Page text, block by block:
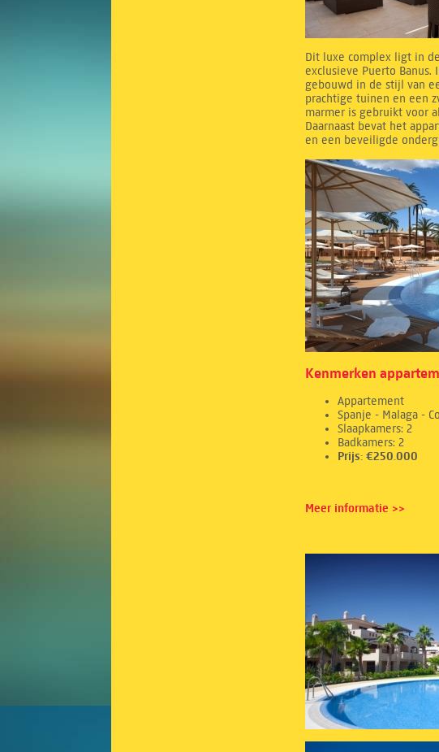
Dit luxe complex ligt in
exclusieve Puerto
gebouwd in de stijl van
prachtige tuinen en een
marmer is gebruikt voor
Daarnaast bevat het
en een beveiligde
Kenmerken
Appartement
Spanje - Malaga -
Prijs: €250.000
Meer informatie >>